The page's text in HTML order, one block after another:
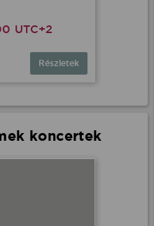
UTC+2
Részletek
koncertek